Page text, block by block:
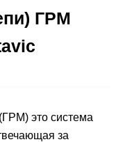
ГРМ
это система
за